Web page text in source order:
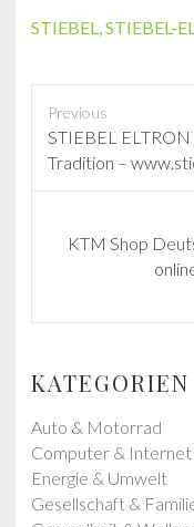
STIEBEL,STIEBEL-
Previous
P
r
e
s
t
STIEBEL
Tradition –
t
o
s
t
:
KTM Shop
KATEGORIEN
Auto & Motorrad
Computer & Internet
Energie & Umwelt
Gesellschaft &